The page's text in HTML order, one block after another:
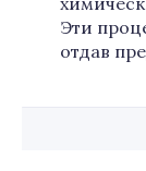
Эти
отдав